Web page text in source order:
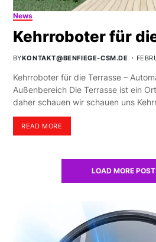
News
Kehrroboter für
BYKONTAKT@BENFIEGE-CSM.DE
Kehrroboter für die Terrasse –
Außenbereich Die Terrasse ist ein
daher schauen wir schauen uns
READ MORE
LOAD MORE